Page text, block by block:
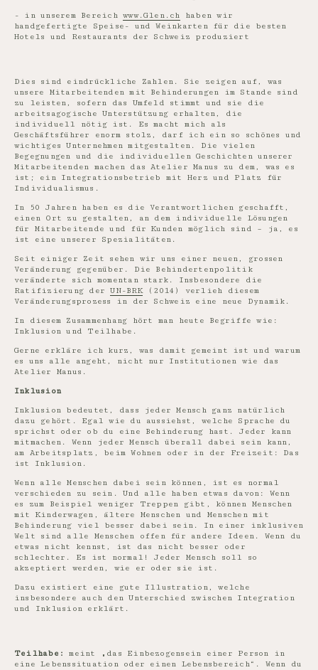
- in unserem Bereichwww.Glen.ch haben wir
handgefertigte Speise- und Weinkarten für die besten
Hotels und Restaurants der Schweiz produziert
Dies sind eindrückliche Zahlen. Sie zeigen auf, was
unsere Mitarbeitenden mit Behinderungen im Stande sind
zu leisten, sofern das Umfeld stimmt und sie die
arbeitsagogische Unterstützung erhalten, die
individuell nötig ist. Es macht mich als
Geschäftsführer enorm stolz, darf ich ein so schönes und
wichtiges Unternehmen mitgestalten. Die vielen
Begegnungen und die individuellen Geschichten unserer
Mitarbeitenden machen das Atelier Manus zu dem, was es
ist; ein Integrationsbetrieb mit Herz und Platz für
Individualismus.
In 50 Jahren haben es die Verantwortlichen geschafft,
einen Ort zu gestalten, an dem individuelle Lösungen
für Mitarbeitende und für Kunden möglich sind – ja, es
ist eine unserer Spezialitäten.
Seit einiger Zeit sehen wir uns einer neuen, grossen
Veränderung gegenüber. Die Behindertenpolitik
veränderte sich momentan stark. Insbesondere die
Ratifizierung derUN-BRK(2014) verlieh diesem
Veränderungsprozess in der Schweiz eine neue Dynamik.
In diesem Zusammenhang hört man heute Begriffe wie:
Inklusion und Teilhabe.
Gerne erkläre ich kurz, was damit gemeint ist und warum
es uns alle angeht, nicht nur Institutionen wie das
Atelier Manus.
Inklusion
Inklusion bedeutet, dass jeder Mensch ganz natürlich
dazu gehört. Egal wie du aussiehst, welche Sprache du
sprichst oder ob du eine Behinderung hast. Jeder kann
mitmachen. Wenn jeder Mensch überall dabei sein kann,
am Arbeitsplatz, beim Wohnen oder in der Freizeit: Das
ist Inklusion.
Wenn alle Menschen dabei sein können, ist es normal
verschieden zu sein. Und alle haben etwas davon: Wenn
es zum Beispiel weniger Treppen gibt, können Menschen
mit Kinderwagen, ältere Menschen und Menschen mit
Behinderung viel besser dabei sein. In einer inklusiven
Welt sind alle Menschen offen für andere Ideen. Wenn du
etwas nicht kennst, ist das nicht besser oder
schlechter. Es ist normal! Jeder Mensch soll so
akzeptiert werden, wie er oder sie ist.
Dazu existiert eine gute Illustration, welche
insbesondere auch den Unterschied zwischen Integration
und Inklusion erklärt.
Teilhabe:
meint „das Einbezogensein einer Person in
eine Lebenssituation oder einen Lebensbereich“. Wenn du